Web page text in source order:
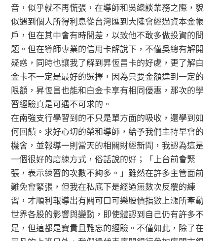
音，似乎就不再慌張，在導師和吳總談業務之際，貌
似遇到個人所得利息從台灣匯到大陸會經過資本金帳
戶，但在其中會有時間差，以致他不敢多做投資的問
題。但在導師專業的信用卡解說下，不僅吳總有解開
疑惑，同時也讓我了解到昇恆昌卡的好處，更了解白
金卡不一定是最好的選擇，因為只要金額達到一定的
限額，昇恆昌也能和白金卡享有相同優惠，那次的學
習經驗真是可遇不可求的。
在南強支行學習到的不只是單方面的吸收，還學到如
何回饋。求好心切的榮和導師，給予我們主持早會的
機會，並報導一則當天的相關財經新聞，我認為這是
一個很好的磨練方式，俗話說的好；「上台前會緊
張，表示練習的次數不夠多。」雖然在許多主管面前
難免會緊張，但我在私底下是經過無數次反覆的練
習，才順利報導出有關可口可樂股價指數上漲所牽動
世界各股的影響與變動，即使體認到自己仍有許多不
足，但這都是寶貴且難忘的經驗。不僅如此，除了在